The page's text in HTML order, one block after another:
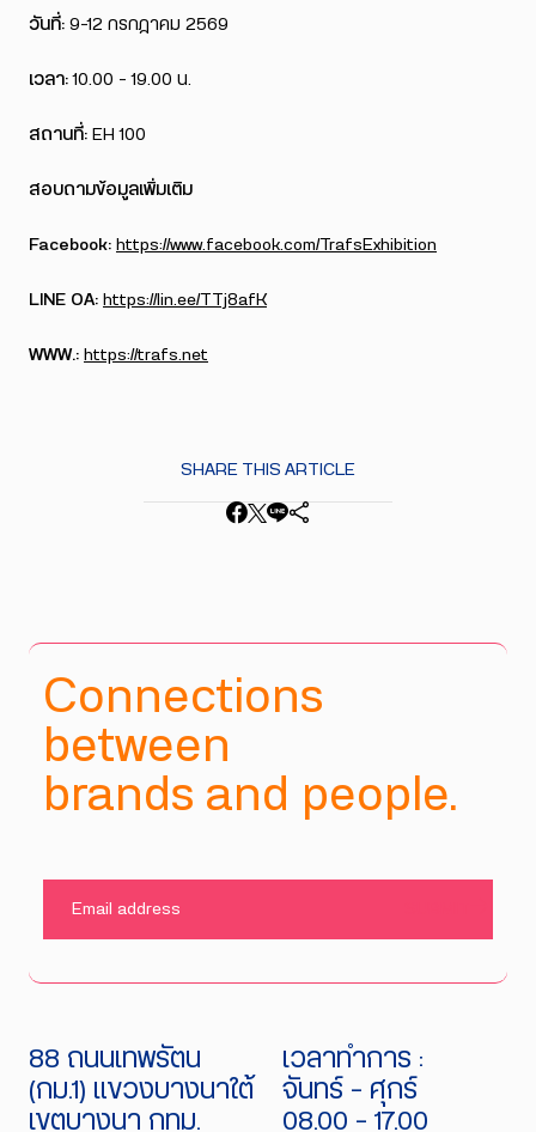
วันที่: 9-12 กรกฎาคม 2569
เวลา:10.00 – 19.00 น.
สถานที่: EH 100
สอบถามข้อมูลเพิ่มเติม
Facebook: https://www.facebook.com/TrafsExhibition
LINE OA: https://lin.ee/TTj8afK
WWW.: https://trafs.net
SHARE THIS ARTICLE
Connections
between
brands and people.
88 ถนนเทพรัตน
(กม.1) แขวงบางนาใต้
เขตบางนา กทม.
เวลาทำการ :
จันทร์ - ศุกร์
08.00 - 17.00